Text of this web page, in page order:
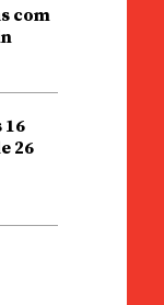
com
26